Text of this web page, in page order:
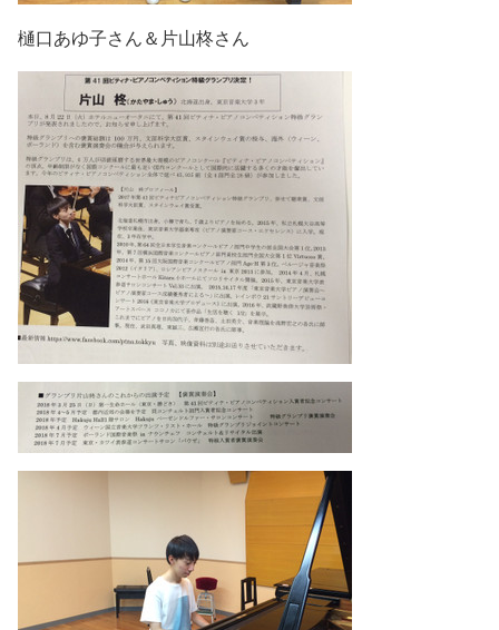
樋口あゆ子さん＆片山柊さん